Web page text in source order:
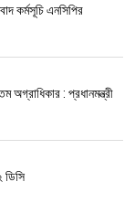
কর্মসূচি এনসিপির
অগ্রাধিকার : প্রধানমন্ত্রী
ডিসি